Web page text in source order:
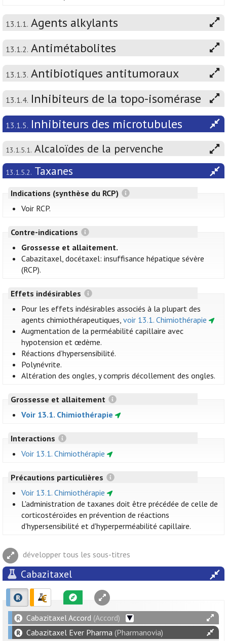
13.1.1. Agents alkylants
13.1.2. Antimétabolites
13.1.3. Antibiotiques antitumoraux
13.1.4. Inhibiteurs de la topo-isomérase
13.1.5. Inhibiteurs des microtubules
13.1.5.1. Alcaloïdes de la pervenche
13.1.5.2. Taxanes
Indications (synthèse du RCP)
Voir RCP.
Contre-indications
Grossesse et allaitement.
Cabazitaxel, docétaxel: insuffisance hépatique sévère
(RCP).
Effets indésirables
Pour les effets indésirables associés à la plupart des
agents chimiothérapeutiques,voir 13.1. Chimiothérapie
Augmentation de la perméabilité capillaire avec
hypotension et œdème.
Réactions d’hypersensibilité.
Polynévrite.
Altération des ongles, y compris décollement des ongles.
Grossesse et allaitement
Voir 13.1. Chimiothérapie
Interactions
Voir 13.1. Chimiothérapie
Précautions particulières
Voir 13.1. Chimiothérapie
L'administration de taxanes doit être précédée de celle de
corticostéroïdes en prévention de réactions
d'hypersensibilité et d'hyperperméabilité capillaire.
développer tous les sous-titres
Cabazitaxel
Cabazitaxel Accord (Accord)
Cabazitaxel Ever Pharma (Pharmanovia)